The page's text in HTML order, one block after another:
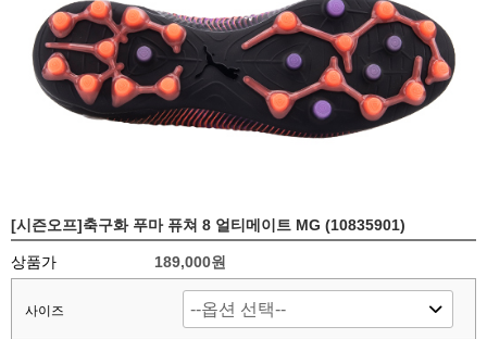
[시즌오프]축구화 푸마 퓨쳐 8 얼티메이트 MG (10835901)
상품가 189,000원
사이즈